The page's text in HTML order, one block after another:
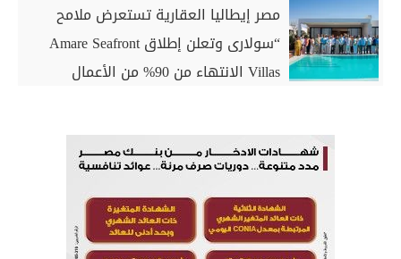
مصر إيطاليا العقارية تستعرض ملامح
“سولارى وتعلن إطلاق Amare Seafront
Villas الانتهاء من 90% من الأعمال